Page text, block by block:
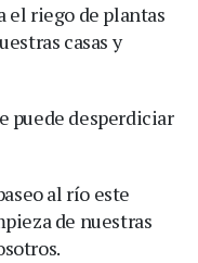
el riego de plantas
casas y
puede desperdiciar
al río este
de nuestras